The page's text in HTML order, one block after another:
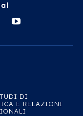
DI
E RELAZIONI